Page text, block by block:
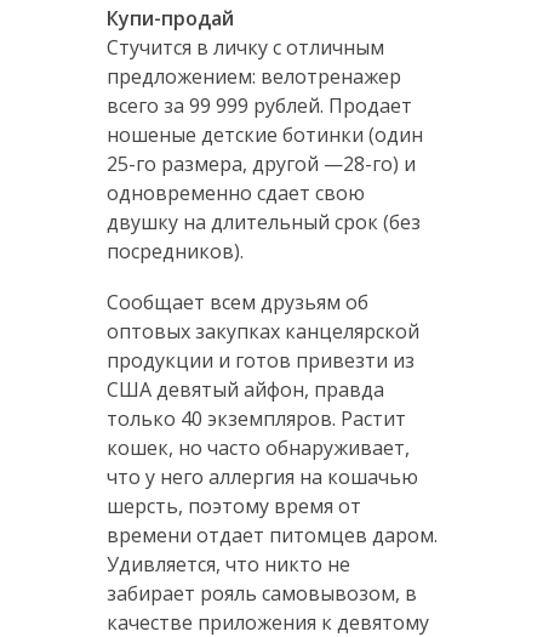
Купи-продай
Стучится в личку с отличным
предложением: велотренажер
всего за 99 999 рублей. Продает
ношеные детские ботинки (один
25-го размера, другой —28-го) и
одновременно сдает свою
двушку на длительный срок (без
посредников).
Сообщает всем друзьям об
оптовых закупках канцелярской
продукции и готов привезти из
США девятый айфон, правда
только 40 экземпляров. Растит
кошек, но часто обнаруживает,
что у него аллергия на кошачью
шерсть, поэтому время от
времени отдает питомцев даром.
Удивляется, что никто не
забирает рояль самовывозом, в
качестве приложения к девятому